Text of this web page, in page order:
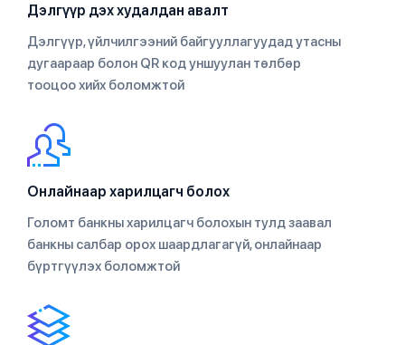
Дэлгүүр дэх худалдан авалт
Дэлгүүр, үйлчилгээний байгууллагуудад утасны
дугаараар болон QR код уншуулан төлбөр
тооцоо хийх боломжтой
Онлайнаар харилцагч болох
Голомт банкны харилцагч болохын тулд заавал
банкны салбар орох шаардлагагүй, онлайнаар
бүртгүүлэх боломжтой